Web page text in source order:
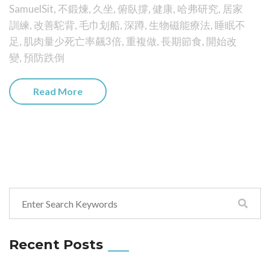
SamuelSit, 不鍛煉, 久坐,俯臥撐,健康, 哈弗研究, 居家
訓練, 改善駝背,毛巾划船, 深蹲, 生物磁能療法, 睡眠不
足, 肌肉量少死亡率飆3倍,重複做,長期節食, 開始改
變,預防跌倒
Read More
Recent Posts